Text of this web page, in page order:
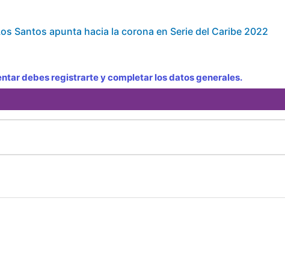
Santos apunta hacia la corona en Serie del Caribe 2022
debes registrarte y completar los datos generales.